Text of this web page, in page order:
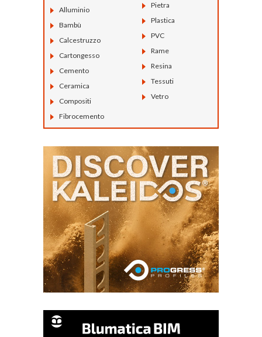
Alluminio
Bambù
Calcestruzzo
Cartongesso
Cemento
Ceramica
Compositi
Fibrocemento
Pietra
Plastica
PVC
Rame
Resina
Tessuti
Vetro